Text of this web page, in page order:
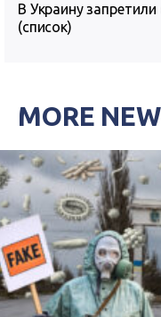
В Украину запретили
(список)
MORE